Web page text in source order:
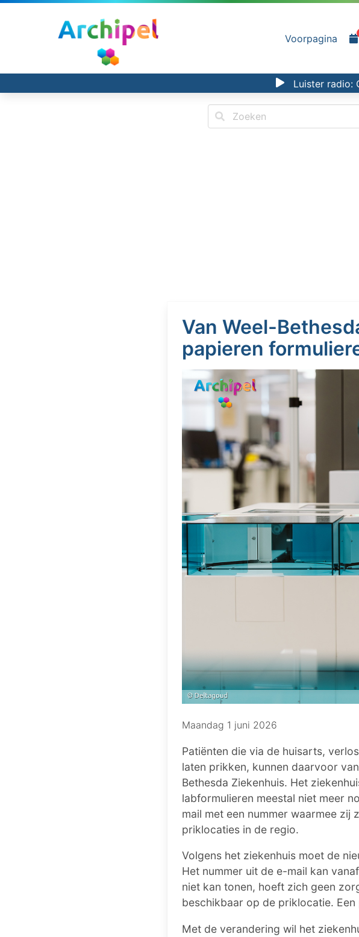
Voorpagina
Luister radio:
Van Weel-
papieren
Maandag 1 juni 2026
Patiënten die via de huisarts,
laten prikken, kunnen daarvoor
Bethesda Ziekenhuis. Het
labformulieren meestal niet meer
mail met een nummer waarmee
priklocaties in de regio.
Volgens het ziekenhuis moet de
Het nummer uit de e-mail kan
niet kan tonen, hoeft zich geen
beschikbaar op de priklocatie.
Met de verandering wil het